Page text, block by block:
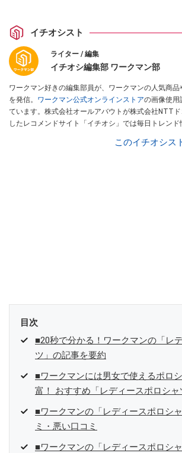
イチオシスト
ライター / 編集
イチオシ編集部 ワークマン部
ワークマン好きの編集部員が、ワークマンの人気商品
を発信。 ワークマン公式オンラインストアの画像使用
ています。株式会社オールアバウトが株式会社NTT
したレコメンドサイト「イチオシ」では毎日トレンド
このイチオシス
目次
■20秒で分かる！ワークマンの「レ
ツ」の記事を要約
■ワークマンには男女で使えるポロ
富！ おすすめ「レディースポロシャ
■ワークマンの「レディースポロシ
ミ・悪い口コミ
■ワークマンの「レディースポロシ